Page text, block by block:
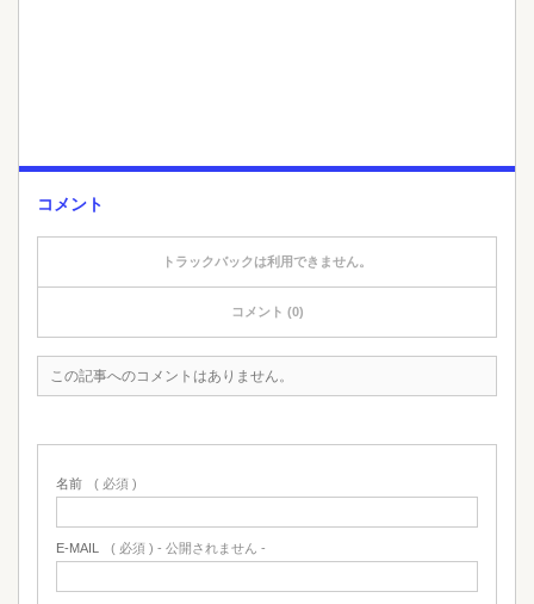
コメント
トラックバックは利用できません。
コメント (0)
この記事へのコメントはありません。
名前 ( 必須 )
E-MAIL ( 必須 ) - 公開されません -